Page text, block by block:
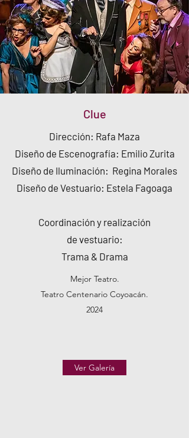
Clue
Dirección: Rafa Maza
​Diseño de Escenografía: Emilio Zurita
Diseño de Iluminación: Regina Morales
Diseño de Vestuario: Estela Fagoaga
Coordinación y realización
de vestuario:
Trama & Drama
Mejor Teatro.
Teatro Centenario Coyoacán.
2024
Ver Galería